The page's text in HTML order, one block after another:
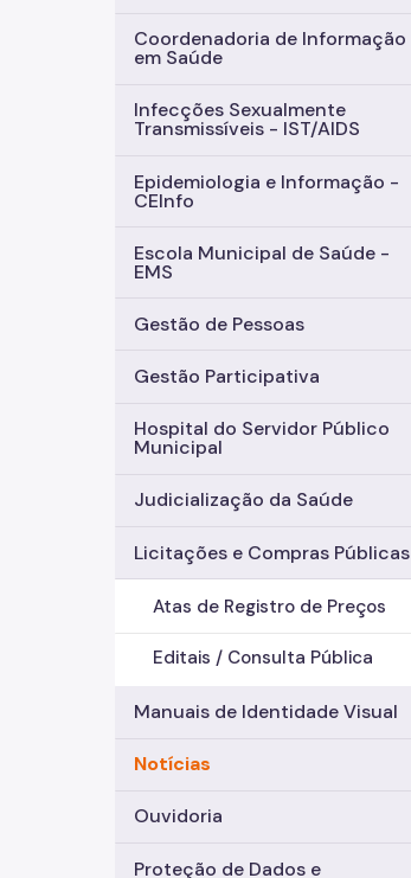
Coordenadoria de Informação
em Saúde
Infecções Sexualmente
Transmissíveis - IST/AIDS
Epidemiologia e Informação -
CEInfo
Escola Municipal de Saúde -
EMS
Gestão de Pessoas
Gestão Participativa
Hospital do Servidor Público
Municipal
Judicialização da Saúde
Licitações e Compras Públicas
Atas de Registro de Preços
Editais / Consulta Pública
Manuais de Identidade Visual
Notícias
Ouvidoria
Proteção de Dados e